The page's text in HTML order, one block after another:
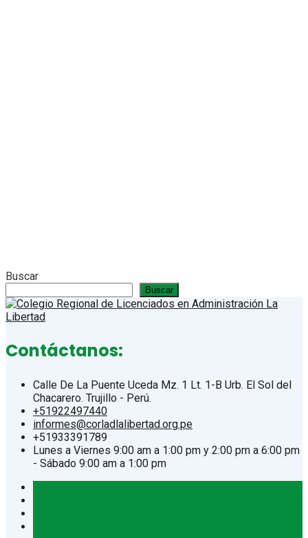
Buscar
Buscar
Contáctanos:
Calle De La Puente Uceda Mz. 1 Lt. 1-B Urb. El Sol del
Chacarero. Trujillo - Perú.
+51922497440
informes@corladlalibertad.org.pe
+51933391789
Lunes a Viernes 9:00 am a 1:00 pm y 2:00 pm a 6:00 pm
- Sábado 9:00 am a 1:00 pm